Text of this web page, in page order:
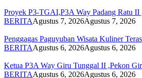
Proyek P3-TGAI,P3A Way Padang Ratu II
BERITAAgustus 7, 2026Agustus 7, 2026
Penggagas Paguyuban Wisata Kuliner
BERITAAgustus 6, 2026Agustus 6, 2026
Ketua P3A Way Giru Tunggal II ,Pekon
BERITAAgustus 6, 2026Agustus 6, 2026